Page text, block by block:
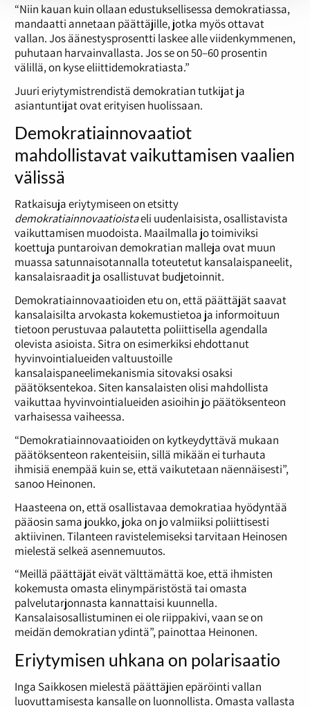
“Niin kauan kuin ollaan edustuksellisessa demokratiassa,
mandaatti annetaan päättäjille, jotka myös ottavat
vallan. Jos äänestysprosentti laskee alle viidenkymmenen,
puhutaan harvainvallasta. Jos se on 50–60 prosentin
välillä, on kyse eliittidemokratiasta.”
Juuri eriytymistrendistä demokratian tutkijat ja
asiantuntijat ovat erityisen huolissaan.
Demokratiainnovaatiot
mahdollistavat vaikuttamisen vaalien
välissä
Ratkaisuja eriytymiseen on etsitty
demokratiainnovaatioistaeli uudenlaisista, osallistavista
vaikuttamisen muodoista. Maailmalla jo toimiviksi
koettuja puntaroivan demokratian malleja ovat muun
muassa satunnaisotannalla toteutetut kansalaispaneelit,
kansalaisraadit ja osallistuvat budjetoinnit.
Demokratiainnovaatioiden etu on, että päättäjät saavat
kansalaisilta arvokasta kokemustietoa ja informoituun
tietoon perustuvaa palautetta poliittisella agendalla
olevista asioista. Sitra on esimerkiksi ehdottanut
hyvinvointialueiden valtuustoille
kansalaispaneelimekanismia sitovaksi osaksi
päätöksentekoa. Siten kansalaisten olisi mahdollista
vaikuttaa hyvinvointialueiden asioihin jo päätöksenteon
varhaisessa vaiheessa.
“Demokratiainnovaatioiden on kytkeydyttävä mukaan
päätöksenteon rakenteisiin, sillä mikään ei turhauta
ihmisiä enempää kuin se, että vaikutetaan näennäisesti”,
sanoo Heinonen.
Haasteena on, että osallistavaa demokratiaa hyödyntää
pääosin sama joukko, joka on jo valmiiksi poliittisesti
aktiivinen. Tilanteen ravistelemiseksi tarvitaan Heinosen
mielestä selkeä asennemuutos.
“Meillä päättäjät eivät välttämättä koe, että ihmisten
kokemusta omasta elinympäristöstä tai omasta
palvelutarjonnasta kannattaisi kuunnella.
Kansalaisosallistuminen ei ole riippakivi, vaan se on
meidän demokratian ydintä”, painottaa Heinonen.
Eriytymisen uhkana on polarisaatio
Inga Saikkosen mielestä päättäjien epäröinti vallan
luovuttamisesta kansalle on luonnollista. Omasta vallasta